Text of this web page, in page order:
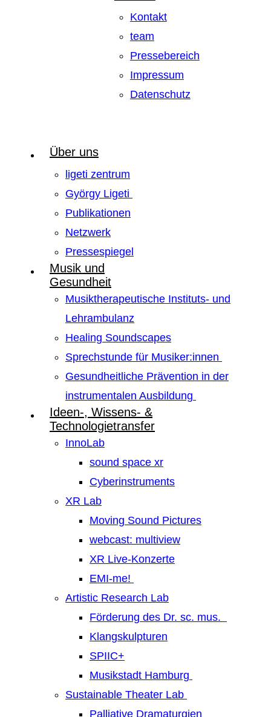
Kontakt
team
Pressebereich
Impressum
Datenschutz
Über uns
ligeti zentrum
György Ligeti
Publikationen
Netzwerk
Pressespiegel
Musik und
Gesundheit
Musiktherapeutische Instituts- und
Lehrambulanz
Healing Soundscapes
Sprechstunde für Musiker:innen
Gesundheitliche Prävention in der
instrumentalen Ausbildung
Ideen-, Wissens- &
Technologietransfer
InnoLab
sound space xr
Cyberinstruments
XR Lab
Moving Sound Pictures
webcast: multiview
XR Live-Konzerte
EMI-me!
Artistic Research Lab
Förderung des Dr. sc. mus.
Klangskulpturen
SPIIC+
Musikstadt Hamburg
Sustainable Theater Lab
Palliative Dramaturgien